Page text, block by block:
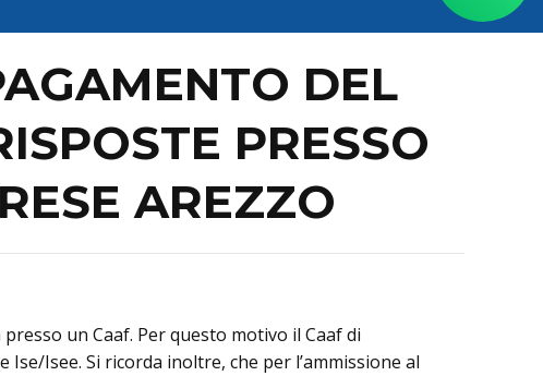
DEL
PRESSO
AREZZO
un Caaf. Per questo motivo il Caaf di
Isee. Si ricorda inoltre, che per l’ammissione al